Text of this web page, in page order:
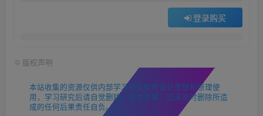
登录购买
© 版权声明
本站收集的资源仅供内部学习研究软件设计思想和原理使
用，学习研究后请自觉删除，请勿传播，因未及时删除所造
成的任何后果责任自负。